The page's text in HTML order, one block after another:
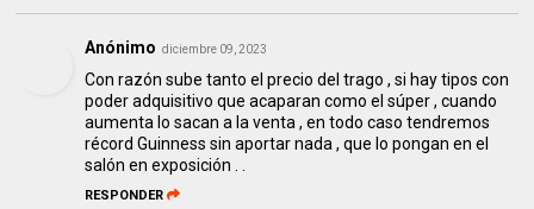
Anónimo diciembre 09, 2023
Con razón sube tanto el precio del trago , si hay tipos con
poder adquisitivo que acaparan como el súper , cuando
aumenta lo sacan a la venta , en todo caso tendremos
récord Guinness sin aportar nada , que lo pongan en el
salón en exposición . .
RESPONDER